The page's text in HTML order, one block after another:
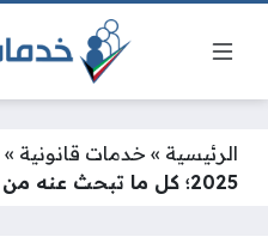
الرئيسية » خدمات قانونية »
2025؛ كل ما تبحث عنه من معلومات